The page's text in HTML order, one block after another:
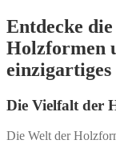
Entdecke
Holzformen
einzigartiges
Die Vielfalt der
Die Welt der